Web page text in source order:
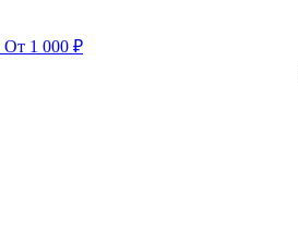
От 1 000 ₽